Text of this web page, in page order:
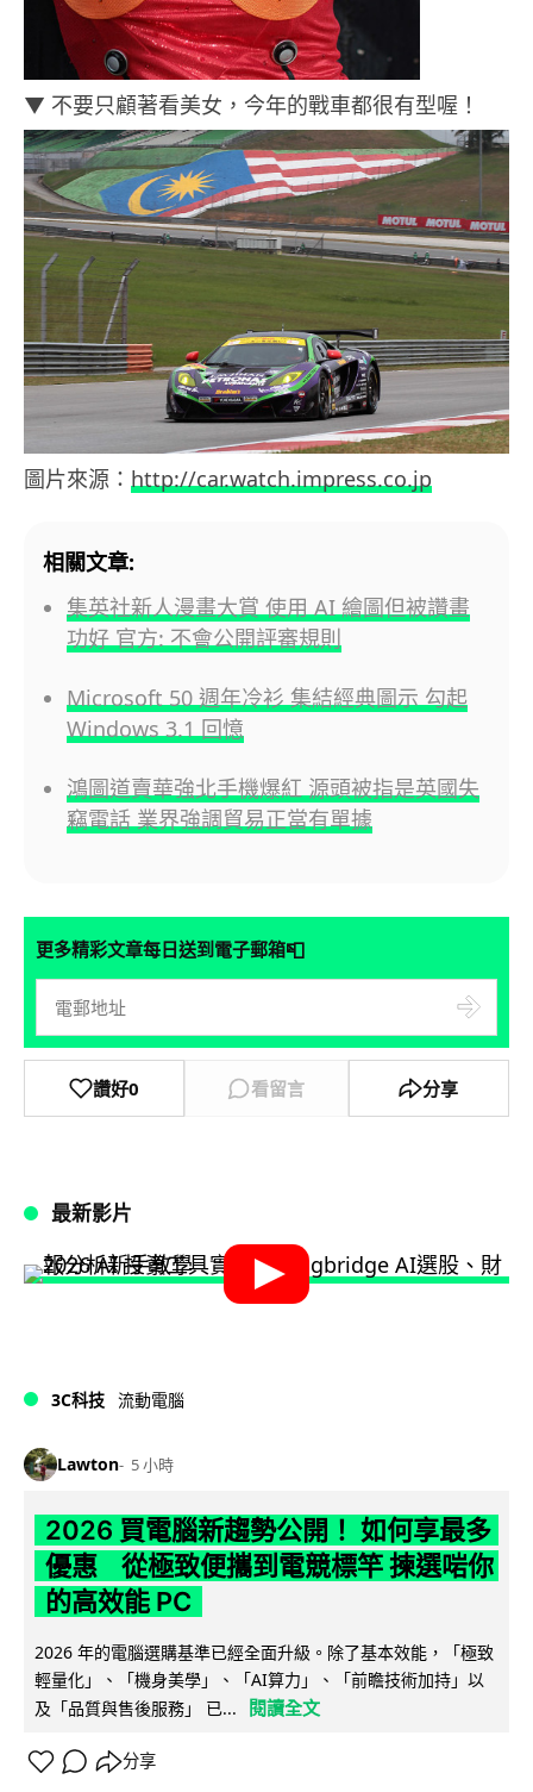
▼ 不要只顧著看美女，今年的戰車都很有型喔！
圖片來源： http://car.watch.impress.co.jp
相關文章:
集英社新人漫畫大賞 使用 AI 繪圖但被讚畫
功好 官方: 不會公開評審規則
Microsoft 50 週年冷衫 集結經典圖示 勾起
Windows 3.1 回憶
鴻圖道賣華強北手機爆紅 源頭被指是英國失
竊電話 業界強調貿易正當有單據
更多精彩文章每日送到電子郵箱📮
讚好0 看留言 分享
最新影片
3C科技 流動電腦
Lawton 5 小時
2026 買電腦新趨勢公開！ 如何享最多
優惠 從極致便攜到電競標竿 揀選啱你
的高效能 PC
2026 年的電腦選購基準已經全面升級。除了基本效能，「極致
輕量化」、「機身美學」、「AI算力」、「前瞻技術加持」以
及「品質與售後服務」 已...
閱讀全文
分享